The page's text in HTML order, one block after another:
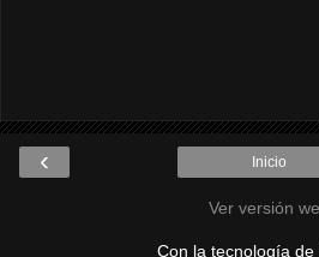
‹ Inicio
Ver versión
Con la tecnología de